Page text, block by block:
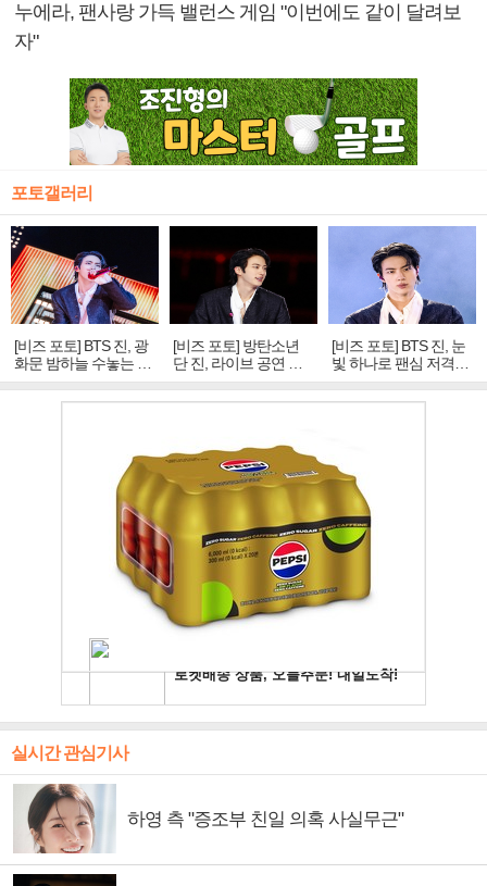
누에라, 팬사랑 가득 밸런스 게임 "이번에도 같이 달려보
자"
포토갤러리
[비즈 포토] BTS 진, 광
화문 밤하늘 수놓는 '비
주얼 킹'의 열창
[비즈 포토] 방탄소년
단 진, 라이브 공연 중
빛나는 독보적 아우라
[비즈 포토] BTS 진, 눈
빛 하나로 팬심 저격…
독보적 카리스마
실시간 관심기사
하영 측 "증조부 친일 의혹 사실무근"